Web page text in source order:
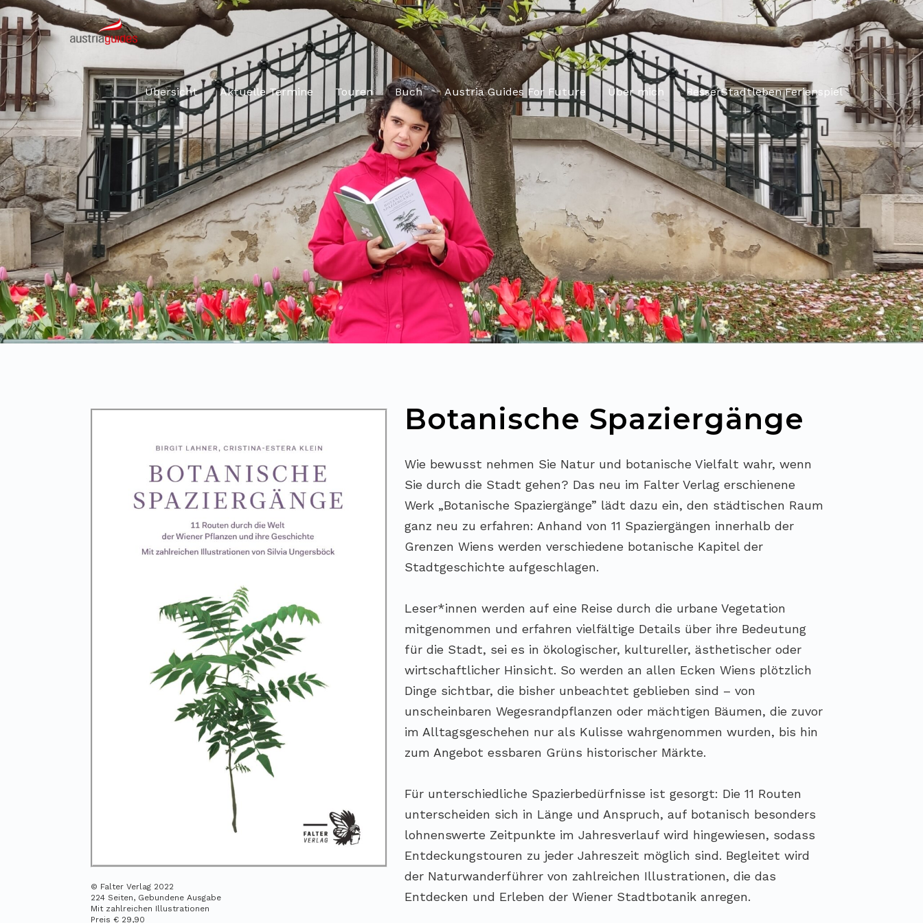
Übersicht Aktuelle Termine Touren Buch Austria Guides For Future Über mich BesserStadtleben Ferienspiel
© Falter Verlag 2022
224 Seiten, Gebundene Ausgabe
Mit zahlreichen Illustrationen
Preis € 29,90
Botanische Spaziergänge
Wie bewusst nehmen Sie Natur und botanische Vielfalt wahr, wenn
Sie durch die Stadt gehen? Das neu im Falter Verlag erschienene
Werk „Botanische Spaziergänge” lädt dazu ein, den städtischen Raum
ganz neu zu erfahren: Anhand von 11 Spaziergängen innerhalb der
Grenzen Wiens werden verschiedene botanische Kapitel der
Stadtgeschichte aufgeschlagen.
Leser*innen werden auf eine Reise durch die urbane Vegetation
mitgenommen und erfahren vielfältige Details über ihre Bedeutung
für die Stadt, sei es in ökologischer, kultureller, ästhetischer oder
wirtschaftlicher Hinsicht. So werden an allen Ecken Wiens plötzlich
Dinge sichtbar, die bisher unbeachtet geblieben sind – von
unscheinbaren Wegesrandpflanzen oder mächtigen Bäumen, die zuvor
im Alltagsgeschehen nur als Kulisse wahrgenommen wurden, bis hin
zum Angebot essbaren Grüns historischer Märkte.
Für unterschiedliche Spazierbedürfnisse ist gesorgt: Die 11 Routen
unterscheiden sich in Länge und Anspruch, auf botanisch besonders
lohnenswerte Zeitpunkte im Jahresverlauf wird hingewiesen, sodass
Entdeckungstouren zu jeder Jahreszeit möglich sind. Begleitet wird
der Naturwanderführer von zahlreichen Illustrationen, die das
Entdecken und Erleben der Wiener Stadtbotanik anregen.